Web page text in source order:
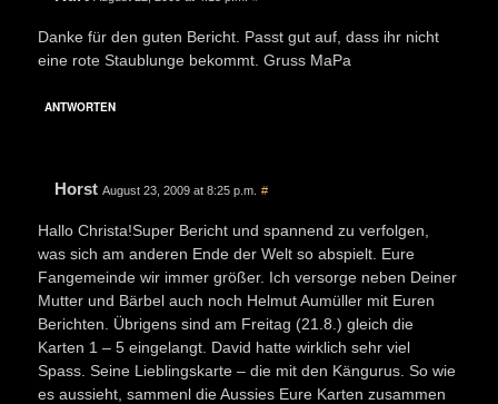
Danke für den guten Bericht. Passt gut auf, dass ihr nicht
eine rote Staublunge bekommt. Gruss MaPa
ANTWORTEN
Horst August 23, 2009 at 8:25 p.m. #
Hallo Christa!Super Bericht und spannend zu verfolgen,
was sich am anderen Ende der Welt so abspielt. Eure
Fangemeinde wir immer größer. Ich versorge neben Deiner
Mutter und Bärbel auch noch Helmut Aumüller mit Euren
Berichten. Übrigens sind am Freitag (21.8.) gleich die
Karten 1 – 5 eingelangt. David hatte wirklich sehr viel
Spass. Seine Lieblingskarte – die mit den Kängurus. So wie
es aussieht, sammenl die Aussies Eure Karten zusammen